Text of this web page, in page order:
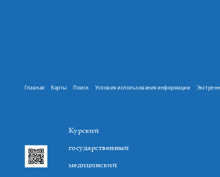
Главная Карты Поиск Условия использования информации
Курский
государственный
медицинский